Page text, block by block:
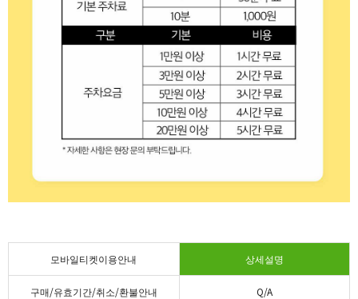
모바일티켓이용안내 상세설명
구매/유효기간/취소/환불안내 Q/A